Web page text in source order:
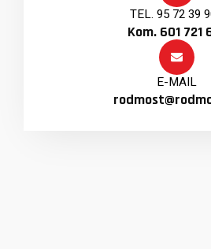
TEL. 95 72 39
Kom. 601 721
E-MAIL